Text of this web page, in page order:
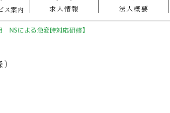
ス案内
岡
ザ博多
育園
保育園
求人情報 法人概要
NSによる急変時対応研修】